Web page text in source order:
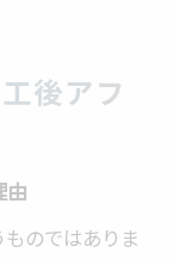
後アフ
由
のではありま